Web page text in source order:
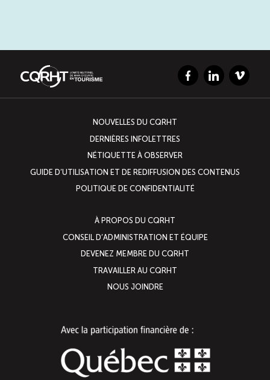
FacebookLinkedInVimeo
NOUVELLES DU CQRHT
DERNIÈRES INFOLETTRES
NÉTIQUETTE À OBSERVER
GUIDE D’UTILISATION ET DE REDIFFUSION DES CONTENUS
POLITIQUE DE CONFIDENTIALITÉ
À PROPOS DU CQRHT
CONSEIL D’ADMINISTRATION ET ÉQUIPE
DEVENEZ MEMBRE DU CQRHT
TRAVAILLER AU CQRHT
NOUS JOINDRE